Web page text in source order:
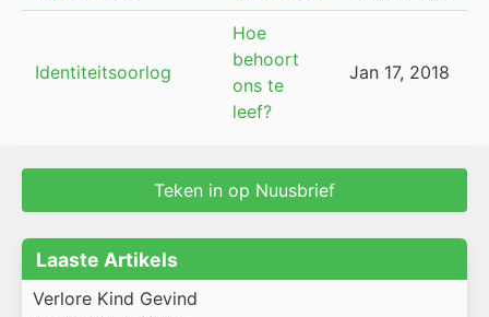
Identiteitsoorlog
Hoe
behoort
ons te
leef?
Jan 17, 2018
Teken in op Nuusbrief
Laaste Artikels
Verlore Kind Gevind